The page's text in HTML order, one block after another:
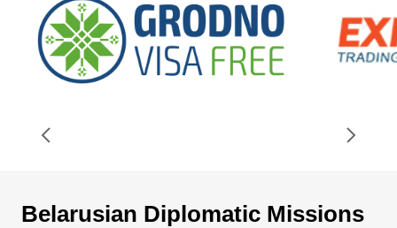
Belarusian Diplomatic Missions